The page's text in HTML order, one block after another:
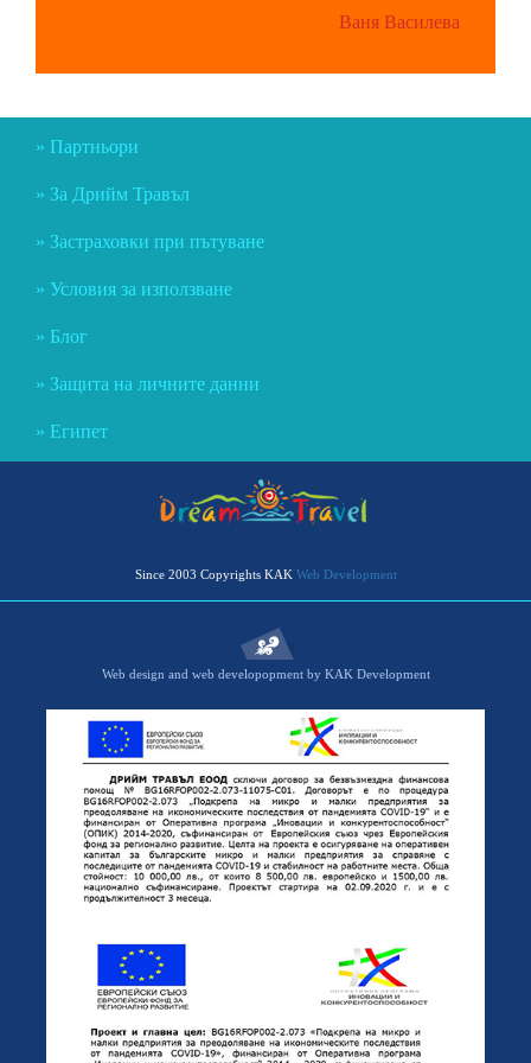
Ваня Василева
Партньори
За Дрийм Травъл
Застраховки при пътуване
Условия за използване
Блог
Защита на личните данни
Египет
Since 2003 Copyrights KAK Web Development
Web design and web developopment by KAK Development